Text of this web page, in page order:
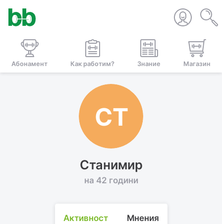
Абонамент Как работим? Знание Магазин
СТ
Станимир
на 42 години
Активност Мнения